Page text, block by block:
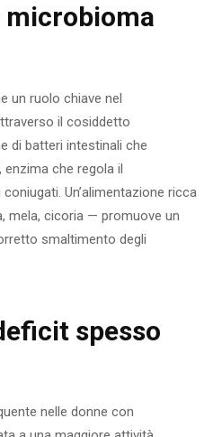
microbioma
un ruolo chiave nel
il cosiddetto
di batteri intestinali che
che regola il
Un’alimentazione ricca
mela, cicoria — promuove un
smaltimento degli
spesso
nelle donne con